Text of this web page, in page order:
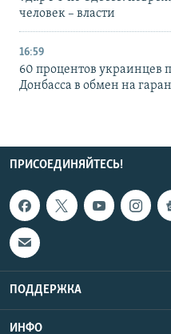
человек – власти
16:59
60 процентов украинцев
Донбасса в обмен на
ПРИСОЕДИНЯЙТЕСЬ!
ПОДДЕРЖКА
ИНФО